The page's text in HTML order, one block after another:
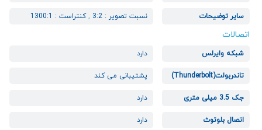
سایر توضیحات نسبت تصوير : 3:2 ,کنتراست : 1300:1
اتصالات
شبکه وایرلس دارد
تاندربولت(Thunderbolt) پشتیبانی می کند
جک 3.5 میلی متری دارد
اتصال بلوتوث دارد